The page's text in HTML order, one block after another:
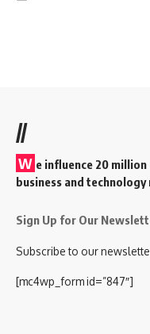
//
W e influence 20
business and
Sign Up for Our
Subscribe to our
[mc4wp_form id=”847″]